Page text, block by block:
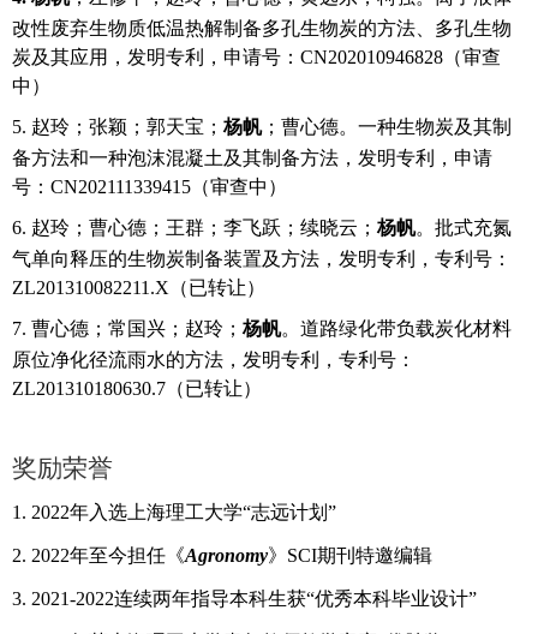
改性废弃生物质低温热解制备多孔生物炭的方法、多孔生物
炭及其应用，发明专利，申请号： CN202010946828（审查
中）
5. 赵玲；张颖；郭天宝； 杨帆；曹心德。一种生物炭及其制
备方法和一种泡沫混凝土及其制备方法，发明专利，申请
号： CN202111339415（审查中）
6. 赵玲；曹心德；王群；李飞跃；续晓云； 杨帆。批式充氮
气单向释压的生物炭制备装置及方法，发明专利，专利号：
ZL201310082211.X（已转让）
7. 曹心德；常国兴；赵玲； 杨帆。道路绿化带负载炭化材料
原位净化径流雨水的方法，发明专利，专利号：
ZL201310180630.7（已转让）
奖励荣誉
1. 2022年入选上海理工大学“志远计划”
2. 2022年至今担任《Agronomy》 SCI期刊特邀编辑
3. 2021-2022连续两年指导本科生获“优秀本科毕业设计”